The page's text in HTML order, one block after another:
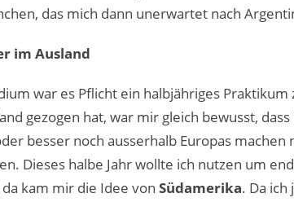
das mich dann unerwartet nach
im Ausland
war es Pflicht ein halbjähriges Praktikum
gezogen hat, war mir gleich bewusst,
besser noch ausserhalb Europas
Dieses halbe Jahr wollte ich nutzen um
kam mir die Idee von Südamerika. Da